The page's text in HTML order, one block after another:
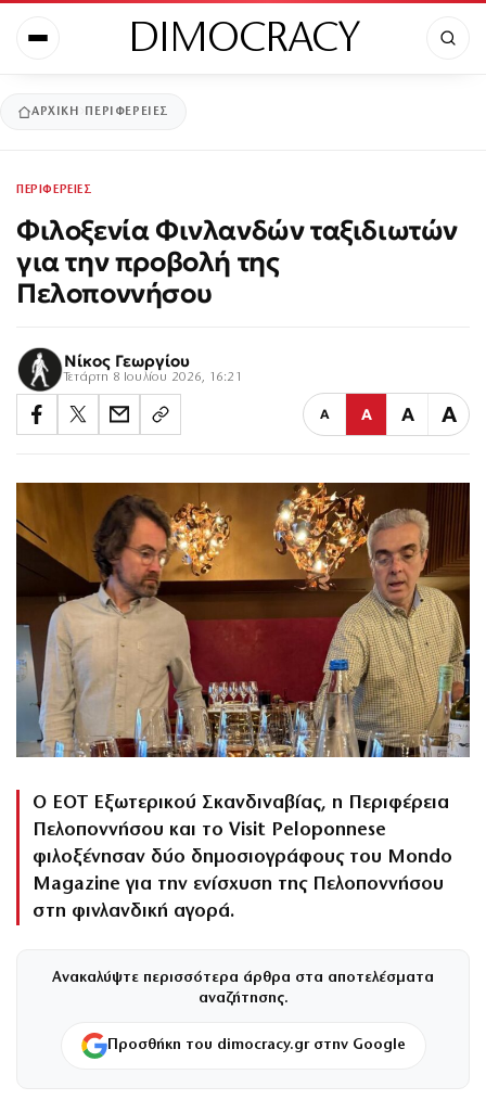
DIMOCRACY
ΑΡΧΙΚΉ ΠΕΡΙΦΕΡΕΙΕΣ
ΠΕΡΙΦΕΡΕΙΕΣ
Φιλοξενία Φινλανδών ταξιδιωτών
για την προβολή της
Πελοποννήσου
Νίκος Γεωργίου
Τετάρτη 8 Ιουλίου 2026, 16:21
Α Α Α Α
Ο ΕΟΤ Εξωτερικού Σκανδιναβίας, η Περιφέρεια
Πελοποννήσου και το Visit Peloponnese
φιλοξένησαν δύο δημοσιογράφους του Mondo
Magazine για την ενίσχυση της Πελοποννήσου
στη φινλανδική αγορά.
Ανακαλύψτε περισσότερα άρθρα στα αποτελέσματα
αναζήτησης.
Προσθήκη του dimocracy.gr στην Google